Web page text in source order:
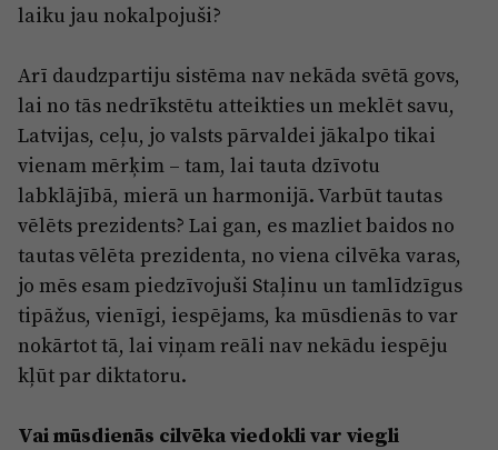
laiku jau nokalpojuši?
Arī daudzpartiju sistēma nav nekāda svētā govs,
lai no tās nedrīkstētu atteikties un meklēt savu,
Latvijas, ceļu, jo valsts pārvaldei jākalpo tikai
vienam mērķim – tam, lai tauta dzīvotu
labklājībā, mierā un harmonijā. Varbūt tautas
vēlēts prezidents? Lai gan, es mazliet baidos no
tautas vēlēta prezidenta, no viena cilvēka varas,
jo mēs esam piedzīvojuši Staļinu un tamlīdzīgus
tipāžus, vienīgi, iespējams, ka mūsdienās to var
nokārtot tā, lai viņam reāli nav nekādu iespēju
kļūt par diktatoru.
Vai mūsdienās cilvēka viedokli var viegli